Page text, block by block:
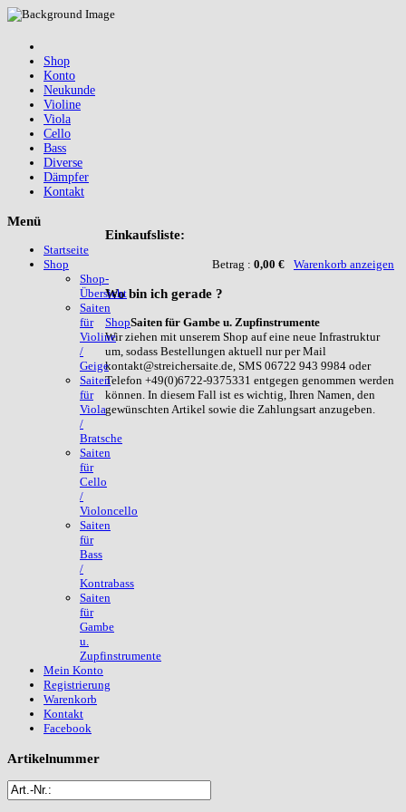
Shop
Konto
Neukunde
Violine
Viola
Cello
Bass
Diverse
Dämpfer
Kontakt
Einkaufsliste:
Betrag : 0,00 € Warenkorb anzeigen
Wobin ich gerade ?
ShopSaiten für Gambe u. Zupfinstrumente
Wir ziehen mit unserem Shop auf eine neue Infrastruktur
um, sodass Bestellungen aktuell nur per Mail
kontakt@streichersaite.de, SMS 06722 943 9984 oder
Telefon +49(0)6722-9375331 entgegen genommen werden
können. In diesem Fall ist es wichtig, Ihren Namen, den
gewünschten Artikel sowie die Zahlungsart anzugeben.
Menü
Startseite
Shop
Shop-
Übersicht
Saiten
für
Violine
/
Geige
Saiten
für
Viola
/
Bratsche
Saiten
für
Cello
/
Violoncello
Saiten
für
Bass
/
Kontrabass
Saiten
für
Gambe
u.
Zupfinstrumente
Mein Konto
Registrierung
Warenkorb
Kontakt
Facebook
Artikelnummer